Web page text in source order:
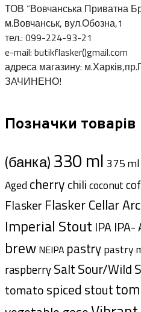
ТОВ “Вовчанська Приватна
м.Вовчанськ, вул.Обозна,1
тел.: 099-224-93-21
e-mail: butikflasker()gmail.com
адреса магазину:
ЗАЧИНЕНО!
Позначки товарів
(банка)330 ml 375 ml
Aged cherrychilicoconut
Flasker Flasker Cellar
Imperial Stout IPA IPA-
brew NEIPA pastrypastry
raspberrySaltSour/Wild
tomatospiced stout